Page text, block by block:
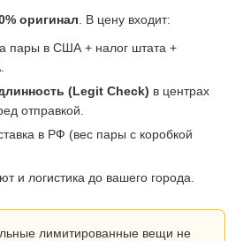
оригинал . В цену входит:
пары в США + налог штата +
(Legit Check) в центрах
отправкой.
в РФ (вес пары с коробкой
и логистика до вашего города.
лимитированные вещи не